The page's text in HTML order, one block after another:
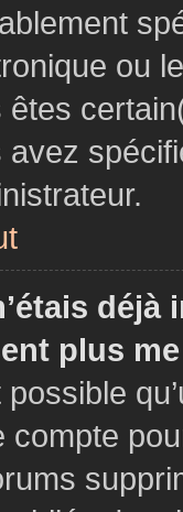
ou
êtes
avez
déjà
plus
possible
compte